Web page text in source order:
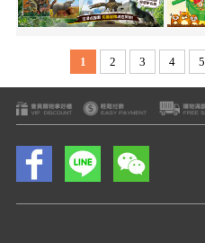
1 2 3 4 5